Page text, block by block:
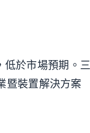
低於市場預期。三
暨裝置解決方案